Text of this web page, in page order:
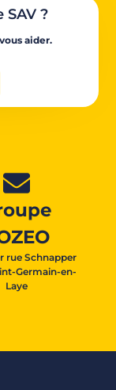
SAV ?
aider.
rue Schnapper
Germain-en-
Laye